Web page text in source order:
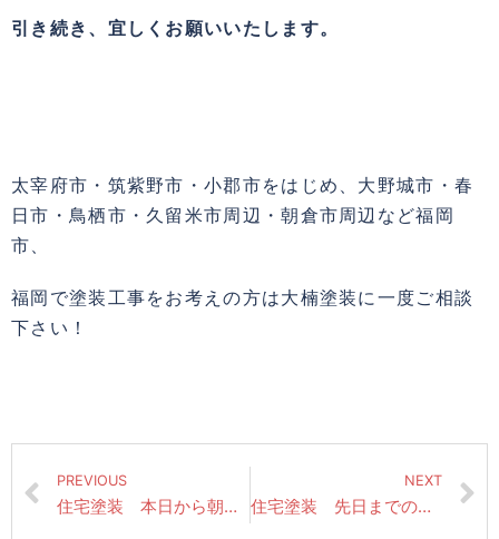
引き続き、宜しくお願いいたします。
太宰府市・筑紫野市・小郡市をはじめ、大野城市・春
日市・鳥栖市・久留米市周辺・朝倉市周辺など福岡
市、
福岡で塗装工事をお考えの方は大楠塗装に一度ご相談
下さい！
PREVIOUS
住宅塗装 本日から朝倉市にて新たな現場がスタートいたしました。
NEXT
住宅塗装 先日までの作業風景（シーリング打ち替え・鉄部さび止め）